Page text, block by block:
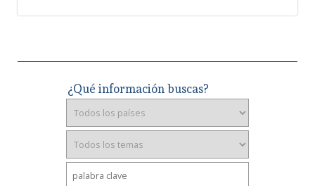
¿Qué información buscas?